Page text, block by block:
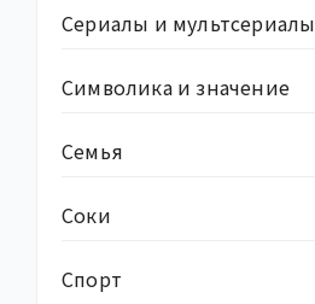
Сериалы и мультсериалы
Символика и значение
Семья
Соки
Спорт